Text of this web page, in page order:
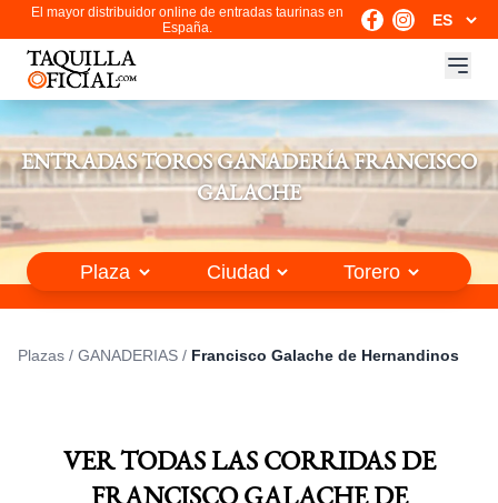
El mayor distribuidor online de entradas taurinas en
España.
ENTRADAS TOROS GANADERÍA FRANCISCO
GALACHE
Plazas / GANADERIAS / Francisco Galache de Hernandinos
VER TODAS LAS CORRIDAS DE